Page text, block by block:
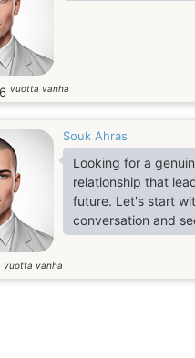
vuotta vanha
Souk Ahras
Looking for a
relationship that
future. Let's start
conversation and
vuotta vanha